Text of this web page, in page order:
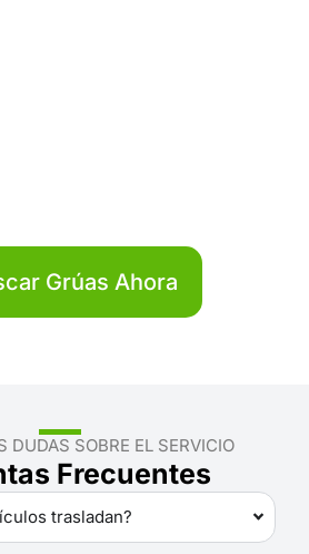
Grúas Ahora
DUDAS SOBRE EL SERVICIO
Frecuentes
trasladan?